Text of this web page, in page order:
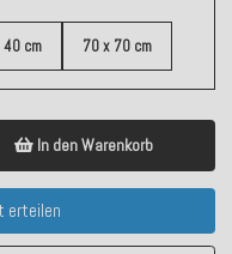
40 cm 70 x 70 cm
In den Warenkorb
erteilen